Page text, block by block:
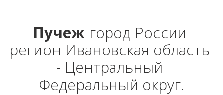
Пучеж город России
регион Ивановская область
- Центральный
Федеральный округ.